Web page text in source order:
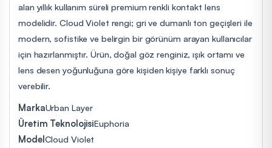
alan yıllık kullanım süreli premium renkli kontakt lens
modelidir. Cloud Violet rengi; gri ve dumanlı ton geçişleri ile
modern, sofistike ve belirgin bir görünüm arayan kullanıcılar
için hazırlanmıştır. Ürün, doğal göz renginiz, ışık ortamı ve
lens desen yoğunluğuna göre kişiden kişiye farklı sonuç
verebilir.
MarkaUrban Layer
Üretim TeknolojisiEuphoria
ModelCloud Violet